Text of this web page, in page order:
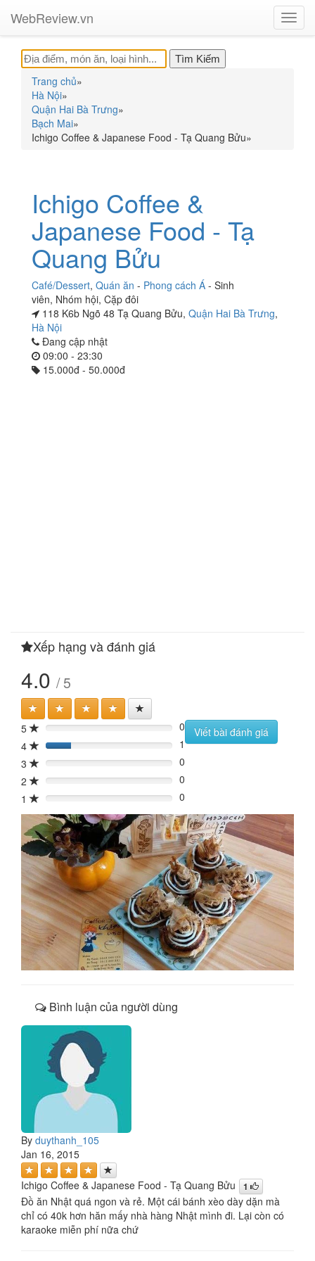
WebReview.vn
Trang chủ»
Hà Nội»
Quận Hai Bà Trưng»
Bạch Mai»
Ichigo Coffee & Japanese Food - Tạ Quang Bửu»
Ichigo Coffee &
Japanese Food - Tạ
Quang Bửu
Café/Dessert, Quán ăn - Phong cách Á - Sinh
viên, Nhóm hội, Cặp đôi
118 K6b Ngõ 48 Tạ Quang Bửu, Quận Hai Bà Trưng,
Hà Nội
Đang cập nhật
09:00 - 23:30
15.000đ - 50.000đ
Xếp hạng và đánh giá
4.0 / 5
5 0%
0
4
20%
1
3
0%
0
2
0%
0
1
0% 0
Viết bài đánh giá
Bình luận của người dùng
By duythanh_105
Jan 16, 2015
Ichigo Coffee & Japanese Food - Tạ Quang Bửu 1
Đồ ăn Nhật quá ngon và rẻ. Một cái bánh xèo dày dặn mà
chỉ có 40k hơn hăn mấy nhà hàng Nhật mình đi. Lại còn có
karaoke miễn phí nữa chứ